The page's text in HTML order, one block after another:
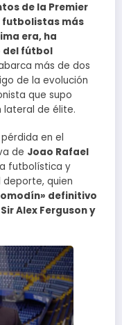
de la Premier
futbolistas más
era, ha
del fútbol
más de dos
de la evolución
que supo
lateral de élite.
en el
de Joao Rafael
futbolística y
quien
definitivo
Alex Ferguson y